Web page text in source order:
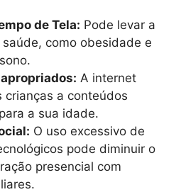
de Tela: Pode levar a
como obesidade e
A internet
crianças a conteúdos
a sua idade.
O uso excessivo de
pode diminuir o
presencial com